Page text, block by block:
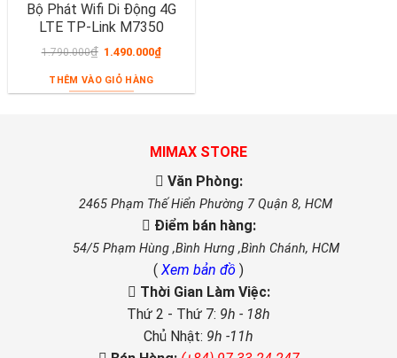
Bộ Phát Wifi Di Động 4G
LTE TP-Link M7350
1.790.000₫ 1.490.000₫
THÊM VÀO GIỎ HÀNG
MIMAX STORE
Văn Phòng:
2465 Phạm Thế Hiển Phường 7 Quận 8, HCM
Điểm bán hàng:
54/5 Phạm Hùng ,Bình Hưng ,Bình Chánh, HCM
( Xem bản đồ )
Thời Gian Làm Việc:
Thứ 2 - Thứ 7: 9h - 18h
Chủ Nhật: 9h -11h